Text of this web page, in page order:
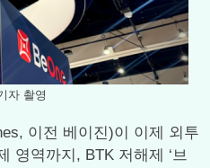
자 촬영
이전 베이진)이 이제 외투
영역까지, BTK 저해제 ‘브